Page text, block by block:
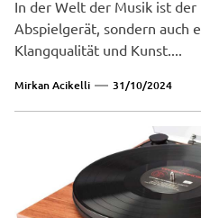
In der Welt der Musik ist
Abspielgerät, sondern auch
Klangqualität und Kunst....
Mirkan Acikelli 31/10/2024